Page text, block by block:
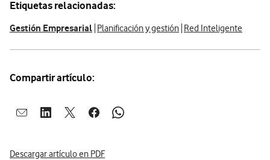
Etiquetas relacionadas:
Gestión Empresarial Planificación y gestión Red Inteligente
Compartir artículo:
Abrir ventana para compartir en mail
Abrir ventana para compartir en linkedin
Abrir ventana para compartir en twitter
Abrir ventana para compartir en facebook
Abrir ventana para compartir en
Descargar artículo en PDF